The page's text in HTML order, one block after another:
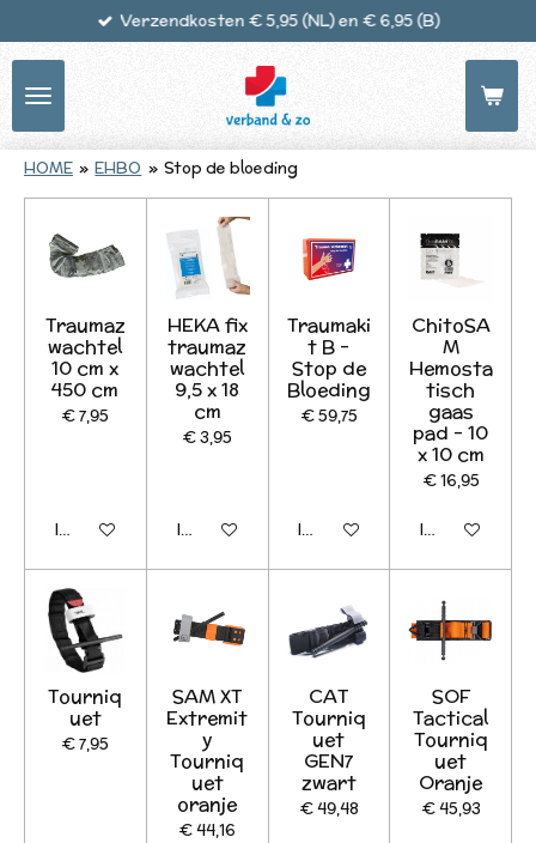
de
hoofdinhoud
Verzendkosten € 5,95 (NL) en € 6,95 (B)
HOME » EHBO » Stop de bloeding
Traumaz
wachtel
10 cm x
450 cm
€ 7,95
In winkelwagen
HEKA fix
traumaz
wachtel
9,5 x 18
cm
€ 3,95
In winkelwagen
Traumaki
t B -
Stop de
Bloeding
€ 59,75
In winkelwagen
ChitoSA
M
Hemosta
tisch
gaas
pad - 10
x 10 cm
€ 16,95
In winkelwagen
Tourniq
uet
€ 7,95
SAM XT
Extremit
y
Tourniq
uet
oranje
€ 44,16
CAT
Tourniq
uet
GEN7
zwart
€ 49,48
SOF
Tactical
Tourniq
uet
Oranje
€ 45,93